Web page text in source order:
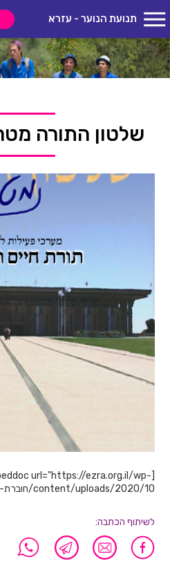
תנועת הנוער - עזרא
שלטון התורה
url="https://ezra.org.il/wp-
content/uploads/2020/10/חוברת-שהם.pdf"]
לשיתוף הכתבה: